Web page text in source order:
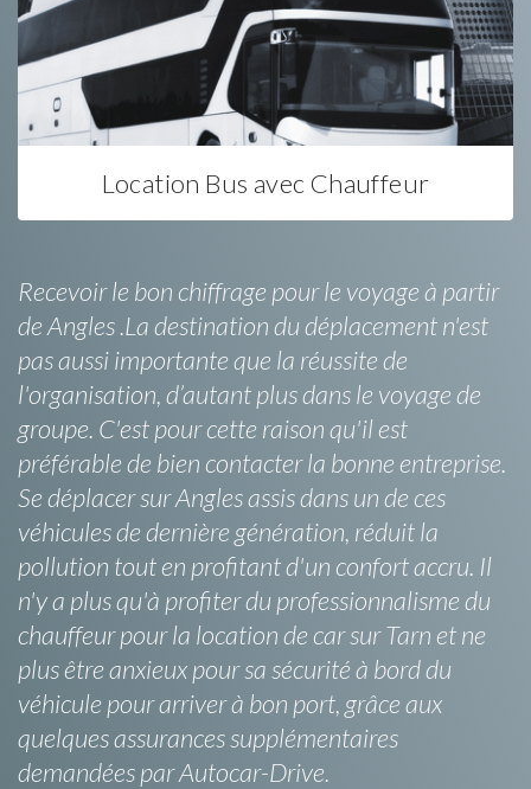
Location Bus avec Chauffeur
Recevoir le bon chiffrage pour le voyage à partir
de Angles .La destination du déplacement n'est
pas aussi importante que la réussite de
l'organisation, d’autant plus dans le voyage de
groupe. C'est pour cette raison qu'il est
préférable de bien contacter la bonne entreprise.
Se déplacer sur Angles assis dans un de ces
véhicules de dernière génération, réduit la
pollution tout en profitant d'un confort accru. Il
n'y a plus qu'à profiter du professionnalisme du
chauffeur pour la location de car sur Tarn et ne
plus être anxieux pour sa sécurité à bord du
véhicule pour arriver à bon port, grâce aux
quelques assurances supplémentaires
demandées par Autocar-Drive.